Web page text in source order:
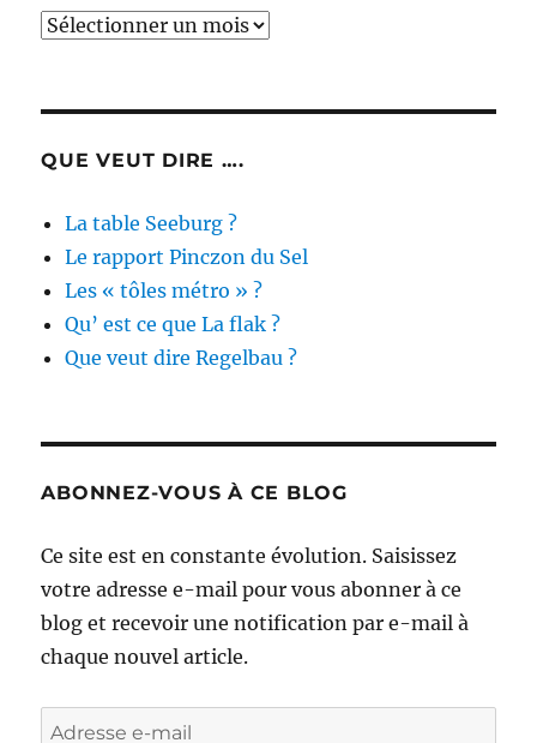
Archives
QUE VEUT DIRE ….
La table Seeburg ?
Le rapport Pinczon du Sel
Les « tôles métro » ?
Qu’ est ce que La flak ?
Que veut dire Regelbau ?
ABONNEZ-VOUS À CE BLOG
Ce site est en constante évolution. Saisissez
votre adresse e-mail pour vous abonner à ce
blog et recevoir une notification par e-mail à
chaque nouvel article.
Adresse